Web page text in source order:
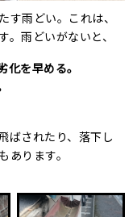
す雨どい。これは、
雨どいがないと、
を早める。
ばされたり、落下し
あります。